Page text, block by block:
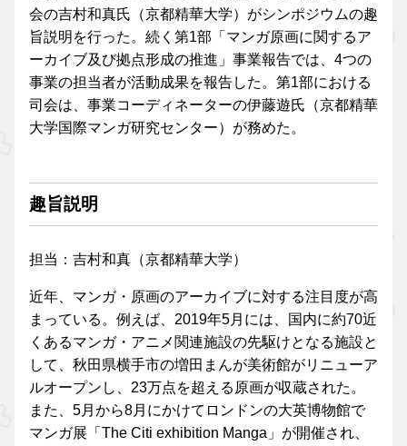
会の吉村和真氏（京都精華大学）がシンポジウムの趣
旨説明を行った。続く第1部「マンガ原画に関するア
ーカイブ及び拠点形成の推進」事業報告では、4つの
事業の担当者が活動成果を報告した。第1部における
司会は、事業コーディネーターの伊藤遊氏（京都精華
大学国際マンガ研究センター）が務めた。
趣旨説明
担当：吉村和真（京都精華大学）
近年、マンガ・原画のアーカイブに対する注目度が高
まっている。例えば、2019年5月には、国内に約70近
くあるマンガ・アニメ関連施設の先駆けとなる施設と
して、秋田県横手市の増田まんが美術館がリニューア
ルオープンし、23万点を超える原画が収蔵された。
また、5月から8月にかけてロンドンの大英博物館で
マンガ展「The Citi exhibition Manga」が開催され、